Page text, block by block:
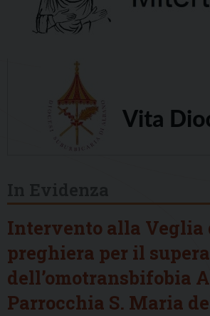
Intervento alla Veglia
preghiera per il
dell’omotransbifobia
Parrocchia S. Maria